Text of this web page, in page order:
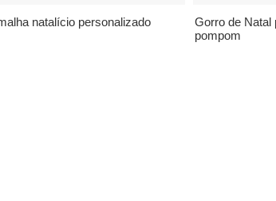
natalício personalizado
Gorro de Natal
pompom